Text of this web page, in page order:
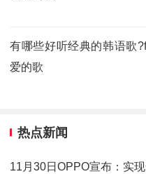
有哪些好听经典的韩语歌
爱的歌
热点新闻
11月30日OPPO宣布：实